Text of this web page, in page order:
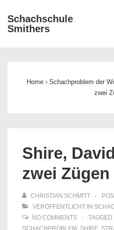
Zum
Inhalt
Schachschule
Smithers
Home › Schachproblem der
zwei
Shire,
zwei Zügen
CHRISTIAN SCHMITT
VERÖFFENTLICHT IN
NO COMMENTS
TAGGED
SCHACHPROBLEM , SHIRE,